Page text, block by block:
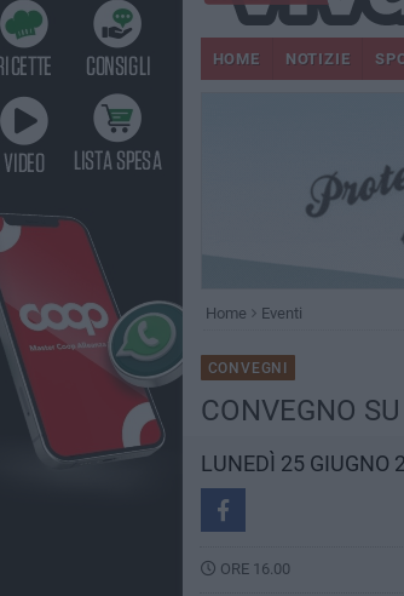
HOME NOTIZIE
Home Eventi
CONVEGNI
CONVEGNO
LUNEDÌ 25 GIUGNO
ORE 16.00